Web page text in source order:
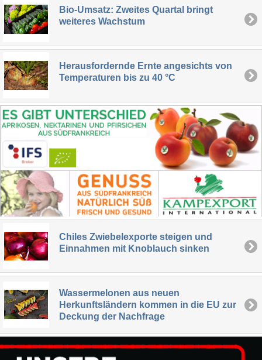
Bio-Umsatz: Zweites Quartal bringt
weiteres Wachstum
Herausfordernde Ernte angesichts von
Temperaturen bis zu 40 °C
Chiles Zwiebelexporte steigen und
Einnahmen mit Knoblauch sinken
Wassermelonen aus neuen
Herkunftsländern kommen in die EU zur
Deckung der Nachfrage